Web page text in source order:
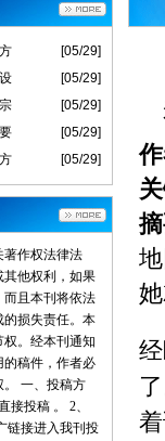
[05/29]
[05/29]
[05/29]
[05/29]
[05/29]
著作权法律法
其他权利，如果
而且本刊将依法
的损失责任。本
。经本刊通知
的稿件，作者必
。 一、投稿方
接投稿 。 2、
链接进入我刊投
摘